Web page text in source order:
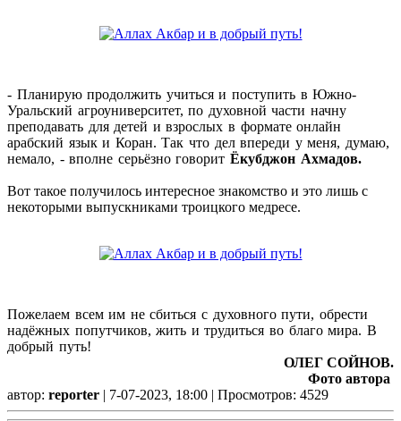
- Планирую продолжить учиться и поступить в Южно-
Уральский агроуниверситет, по духовной части начну
преподавать для детей и взрослых в формате онлайн
арабский язык и Коран. Так что дел впереди у меня, думаю,
немало, - вполне серьёзно говорит Ёкубджон Ахмадов.
Вот такое получилось интересное знакомство и это лишь с
некоторыми выпускниками троицкого медресе.
Пожелаем всем им не сбиться с духовного пути, обрести
надёжных попутчиков, жить и трудиться во благо мира. В
добрый путь!
ОЛЕГ СОЙНОВ.
Фото автора
автор: reporter | 7-07-2023, 18:00 | Просмотров: 4529